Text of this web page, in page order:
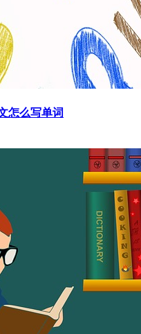
怎么写单词